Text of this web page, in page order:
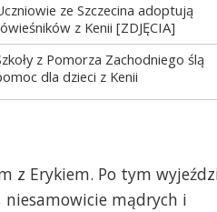
ze Szczecina adoptują
z Kenii [ZDJĘCIA]
z Pomorza Zachodniego ślą
dla dzieci z Kenii
z Erykiem. Po tym
niesamowicie mądrych i